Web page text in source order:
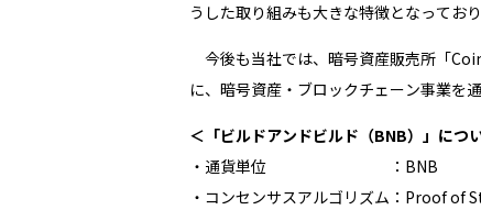
うした取り組みも大きな特徴となっており
今後も当社では、暗号資産販売所「
に、暗号資産・ブロックチェーン事業を
＜「ビルドアンドビルド（BNB）」につ
・通貨単位 ：BNB
・コンセンサスアルゴリズム：Proof of